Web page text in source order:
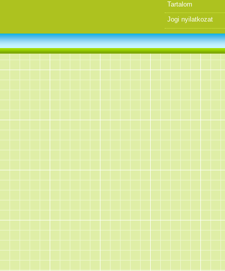
Tartalom
Jogi nyilatkozat